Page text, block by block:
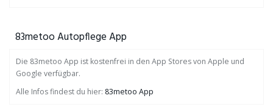
83metoo Autopflege App
Die 83metoo App ist kostenfrei in den App Stores von Apple und
Google verfügbar.
Alle Infos findest du hier: 83metoo App